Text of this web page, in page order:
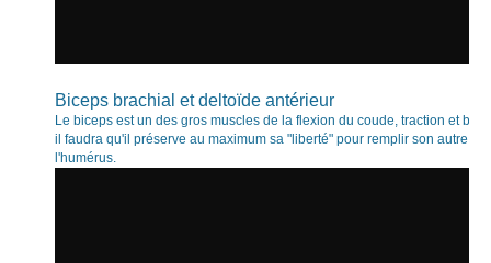
Biceps brachial et deltoïde antérieur
Le biceps est un des gros muscles de la flexion du coude, traction et
il faudra qu'il préserve au maximum sa "liberté" pour remplir son autre
l'humérus.